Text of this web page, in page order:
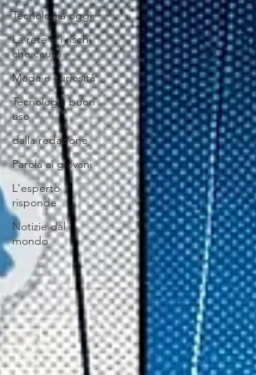
Tecnologia oggi
La rete e i rischi
che causa
Moda e curiosità
Tecnologia buon
uso
dalla redazione
Parola ai giovani
L'esperto
risponde
Notizie dal
mondo